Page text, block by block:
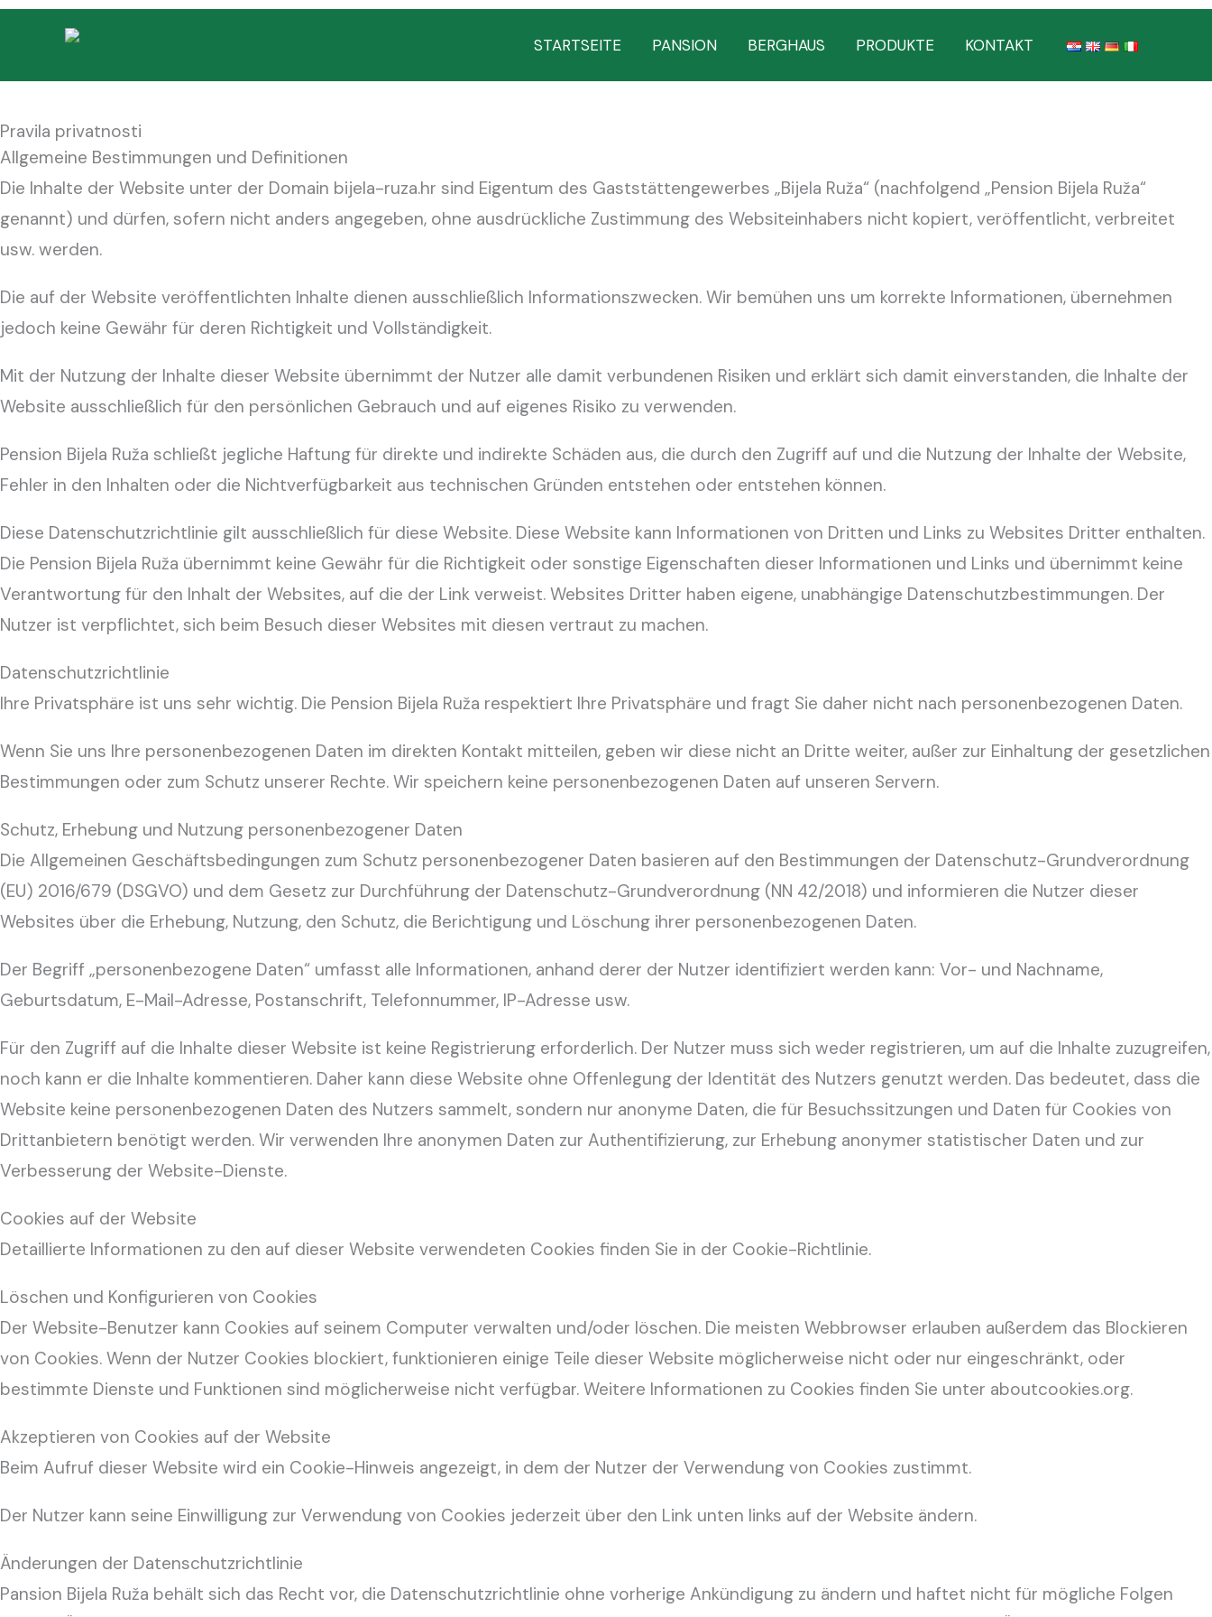
springen
STARTSEITE PANSION BERGHAUS PRODUKTE KONTAKT
Pravila privatnosti
Allgemeine Bestimmungen und Definitionen
Die Inhalte der Website unter der Domain bijela-ruza.hr sind Eigentum des Gaststättengewerbes „Bijela Ruža“ (nachfolgend „Pension Bijela Ruža“
genannt) und dürfen, sofern nicht anders angegeben, ohne ausdrückliche Zustimmung des Websiteinhabers nicht kopiert, veröffentlicht, verbreitet
usw. werden.
Die auf der Website veröffentlichten Inhalte dienen ausschließlich Informationszwecken. Wir bemühen uns um korrekte Informationen, übernehmen
jedoch keine Gewähr für deren Richtigkeit und Vollständigkeit.
Mit der Nutzung der Inhalte dieser Website übernimmt der Nutzer alle damit verbundenen Risiken und erklärt sich damit einverstanden, die Inhalte der
Website ausschließlich für den persönlichen Gebrauch und auf eigenes Risiko zu verwenden.
Pension Bijela Ruža schließt jegliche Haftung für direkte und indirekte Schäden aus, die durch den Zugriff auf und die Nutzung der Inhalte der Website,
Fehler in den Inhalten oder die Nichtverfügbarkeit aus technischen Gründen entstehen oder entstehen können.
Diese Datenschutzrichtlinie gilt ausschließlich für diese Website. Diese Website kann Informationen von Dritten und Links zu Websites Dritter enthalten.
Die Pension Bijela Ruža übernimmt keine Gewähr für die Richtigkeit oder sonstige Eigenschaften dieser Informationen und Links und übernimmt keine
Verantwortung für den Inhalt der Websites, auf die der Link verweist. Websites Dritter haben eigene, unabhängige Datenschutzbestimmungen. Der
Nutzer ist verpflichtet, sich beim Besuch dieser Websites mit diesen vertraut zu machen.
Datenschutzrichtlinie
Ihre Privatsphäre ist uns sehr wichtig. Die Pension Bijela Ruža respektiert Ihre Privatsphäre und fragt Sie daher nicht nach personenbezogenen Daten.
Wenn Sie uns Ihre personenbezogenen Daten im direkten Kontakt mitteilen, geben wir diese nicht an Dritte weiter, außer zur Einhaltung der gesetzlichen
Bestimmungen oder zum Schutz unserer Rechte. Wir speichern keine personenbezogenen Daten auf unseren Servern.
Schutz, Erhebung und Nutzung personenbezogener Daten
Die Allgemeinen Geschäftsbedingungen zum Schutz personenbezogener Daten basieren auf den Bestimmungen der Datenschutz-Grundverordnung
(EU) 2016/679 (DSGVO) und dem Gesetz zur Durchführung der Datenschutz-Grundverordnung (NN 42/2018) und informieren die Nutzer dieser
Websites über die Erhebung, Nutzung, den Schutz, die Berichtigung und Löschung ihrer personenbezogenen Daten.
Der Begriff „personenbezogene Daten“ umfasst alle Informationen, anhand derer der Nutzer identifiziert werden kann: Vor- und Nachname,
Geburtsdatum, E-Mail-Adresse, Postanschrift, Telefonnummer, IP-Adresse usw.
Für den Zugriff auf die Inhalte dieser Website ist keine Registrierung erforderlich. Der Nutzer muss sich weder registrieren, um auf die Inhalte zuzugreifen,
noch kann er die Inhalte kommentieren. Daher kann diese Website ohne Offenlegung der Identität des Nutzers genutzt werden. Das bedeutet, dass die
Website keine personenbezogenen Daten des Nutzers sammelt, sondern nur anonyme Daten, die für Besuchssitzungen und Daten für Cookies von
Drittanbietern benötigt werden. Wir verwenden Ihre anonymen Daten zur Authentifizierung, zur Erhebung anonymer statistischer Daten und zur
Verbesserung der Website-Dienste.
Cookies auf der Website
Detaillierte Informationen zu den auf dieser Website verwendeten Cookies finden Sie in der Cookie-Richtlinie.
Löschen und Konfigurieren von Cookies
Der Website-Benutzer kann Cookies auf seinem Computer verwalten und/oder löschen. Die meisten Webbrowser erlauben außerdem das Blockieren
von Cookies. Wenn der Nutzer Cookies blockiert, funktionieren einige Teile dieser Website möglicherweise nicht oder nur eingeschränkt, oder
bestimmte Dienste und Funktionen sind möglicherweise nicht verfügbar. Weitere Informationen zu Cookies finden Sie unter aboutcookies.org.
Akzeptieren von Cookies auf der Website
Beim Aufruf dieser Website wird ein Cookie-Hinweis angezeigt, in dem der Nutzer der Verwendung von Cookies zustimmt.
Der Nutzer kann seine Einwilligung zur Verwendung von Cookies jederzeit über den Link unten links auf der Website ändern.
Änderungen der Datenschutzrichtlinie
Pansion Bijela Ruža behält sich das Recht vor, die Datenschutzrichtlinie ohne vorherige Ankündigung zu ändern und haftet nicht für mögliche Folgen